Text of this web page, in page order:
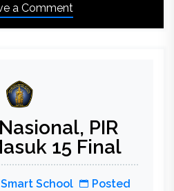
a Comment
Sudut
Perpustakaan
Kota
PIR
15 Final
School
Posted